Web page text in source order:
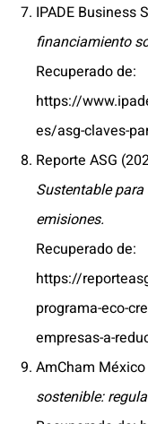
IPADE Business
financiamiento
Recuperado de:
https://
es/asg-claves-
Reporte ASG
Sustentable
emisiones.
Recuperado de:
https://
programa-eco-
empresas-a-
AmCham
sostenible: